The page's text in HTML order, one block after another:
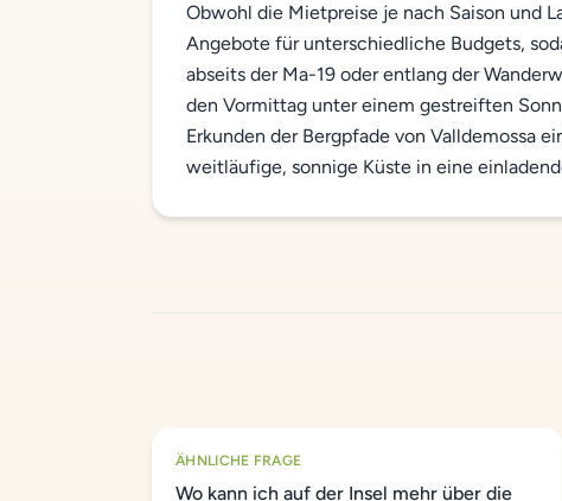
Obwohl die Mietpreise je nach Saison und
Angebote für unterschiedliche Budgets,
abseits der Ma-19 oder entlang der
den Vormittag unter einem gestreiften
Erkunden der Bergpfade von Valldemossa
weitläufige, sonnige Küste in eine
ÄHNLICHE FRAGE
Wo kann ich auf der Insel mehr über die